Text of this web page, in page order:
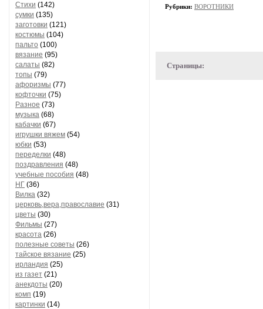
Стихи (142)
сумки (135)
заготовки (121)
костюмы (104)
пальто (100)
вязание (95)
салаты (82)
топы (79)
афоризмы (77)
кофточки (75)
Разное (73)
музыка (68)
кабачки (67)
игрушки вяжем (54)
юбки (53)
переделки (48)
поздравления (48)
учебные пособия (48)
НГ (36)
Вилка (32)
церковь,вера,православие (31)
цветы (30)
Фильмы (27)
красота (26)
полезные советы (26)
тайское вязание (25)
ирландия (25)
из газет (21)
анекдоты (20)
комп (19)
картинки (14)
Рубрики: ВОРОТНИКИ
Страницы: